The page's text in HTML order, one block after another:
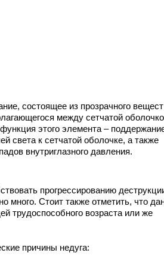
состоящее из прозрачного
между сетчатой
этого элемента –
света к сетчатой оболочке, а также
внутриглазного давления.
прогрессированию
много. Стоит также отметить, что
трудоспособного возраста или же
причины недуга: